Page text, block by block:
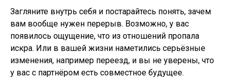
Загляните внутрь себя и постарайтесь понять, зачем
вам вообще нужен перерыв. Возможно, у вас
появилось ощущение, что из отношений пропала
искра. Или в вашей жизни наметились серьёзные
изменения, например переезд, и вы не уверены, что
у вас с партнёром есть совместное будущее.